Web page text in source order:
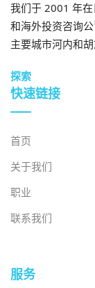
我们于 2001 年
和海外投资咨询
主要城市河内和
探索
快速链接
首页
关于我们
职业
联系我们
服务